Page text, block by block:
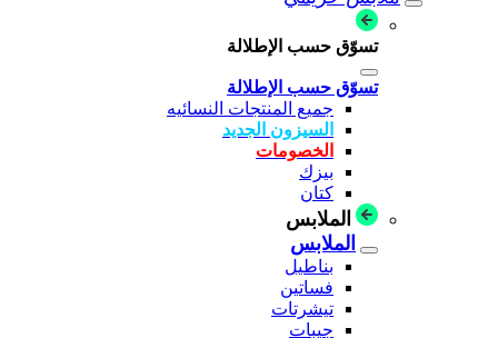
تسوّق حسب الإطلالة
تسوّق حسب الإطلالة
جميع المنتجات النسائيه
السيزون الجديد
الخصومات
بيزك
كتان
الملابس
الملابس
بناطيل
فساتين
تيشرتات
جيبات